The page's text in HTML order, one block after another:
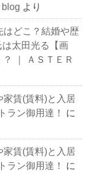
より
はどこ？結婚や歴
太田光る【画
｜ ＡＳＴＥＲ
家賃(賃料)と入居
ラン御用達！
に
家賃(賃料)と入居
ラン御用達！
に